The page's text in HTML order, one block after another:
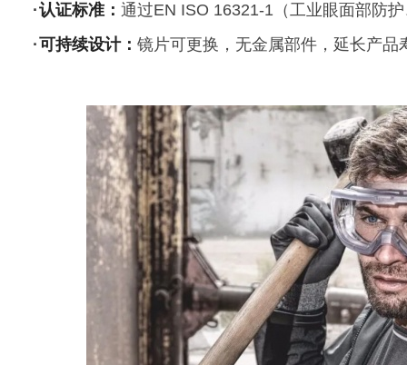
·认证标准： 通过EN ISO 16321-1（工业眼面部防
·可持续设计： 镜片可更换，无金属部件，延长产品